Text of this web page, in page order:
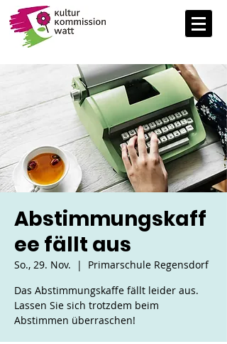
Abstimmungskaff
ee fällt aus
So., 29. Nov.
  |
Primarschule Regensdorf
Das Abstimmungskaffe fällt leider aus.
Lassen Sie sich trotzdem beim
Abstimmen überraschen!